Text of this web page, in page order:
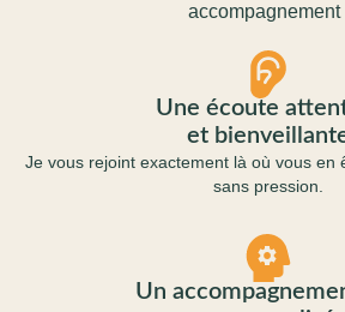
accompagnement
Une écoute
et
Je vous rejoint exactement là où vous en
sans pression.
Un